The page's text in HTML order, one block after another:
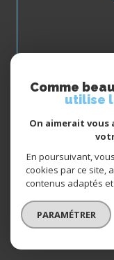
© 2026 | TOUS DROITS
NOS HONORAIRES
Comme
utilise
On aimerait vous
En poursuivant,
cookies par ce site,
contenus adaptés
PARAMÉTRER